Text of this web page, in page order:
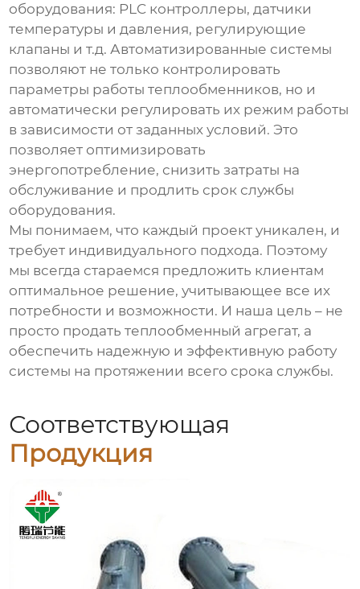
оборудования: PLC контроллеры, датчики
температуры и давления, регулирующие
клапаны и т.д. Автоматизированные системы
позволяют не только контролировать
параметры работытеплообменников, но и
автоматически регулировать их режим работы
в зависимости от заданных условий. Это
позволяет оптимизировать
энергопотребление, снизить затраты на
обслуживание и продлить срок службы
оборудования.
Мы понимаем, что каждый проект уникален, и
требует индивидуального подхода. Поэтому
мы всегда стараемся предложить клиентам
оптимальное решение, учитывающее все их
потребности и возможности. И наша цель – не
просто продатьтеплообменный агрегат, а
обеспечить надежную и эффективную работу
системы на протяжении всего срока службы.
Соответствующая
Продукция